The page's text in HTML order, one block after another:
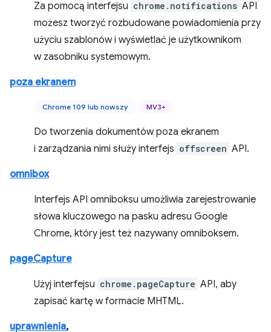
Za pomocą interfejsu chrome.notifications API
możesz tworzyć rozbudowane powiadomienia przy
użyciu szablonów i wyświetlać je użytkownikom
w zasobniku systemowym.
poza ekranem
Chrome 109 lub nowszy MV3+
Do tworzenia dokumentów poza ekranem
i zarządzania nimi służy interfejs offscreen API.
omnibox
Interfejs API omniboksu umożliwia zarejestrowanie
słowa kluczowego na pasku adresu Google
Chrome, który jest też nazywany omniboksem.
pageCapture
Użyj interfejsu chrome.pageCapture API, aby
zapisać kartę w formacie MHTML.
uprawnienia,